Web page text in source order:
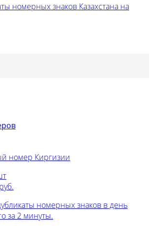
номерных знаков Казахстана на
номерных знаков в день
за 2 минуты.